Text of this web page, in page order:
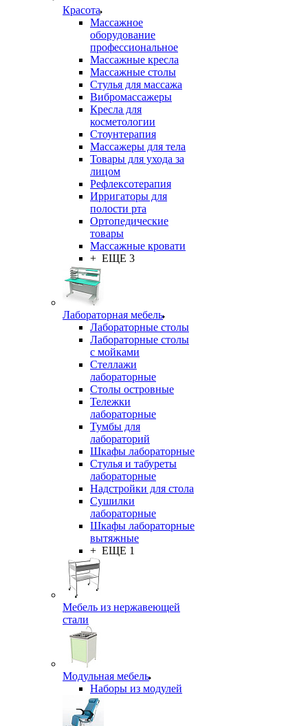
Красота
Массажное
оборудование
профессиональное
Массажные кресла
Массажные столы
Стулья для массажа
Вибромассажеры
Кресла для
косметологии
Стоунтерапия
Массажеры для тела
Товары для ухода за
лицом
Рефлексотерапия
Ирригаторы для
полости рта
Ортопедические
товары
Массажные кровати
+ ЕЩЕ 3
Лабораторная мебель
Лабораторные столы
Лабораторные столы
с мойками
Стеллажи
лабораторные
Столы островные
Тележки
лабораторные
Тумбы для
лабораторий
Шкафы лабораторные
Стулья и табуреты
лабораторные
Надстройки для стола
Сушилки
лабораторные
Шкафы лабораторные
вытяжные
+ ЕЩЕ 1
Мебель из нержавеющей
стали
Модульная мебель
Наборы из модулей